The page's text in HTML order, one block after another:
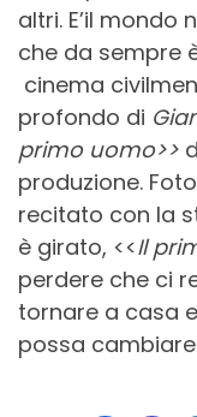
altri. E’il
che da sempre
cinema
profondo di
primo uomo>>
produzione.
recitato con la
è girato, <<Il
perdere che ci
tornare a casa
possa